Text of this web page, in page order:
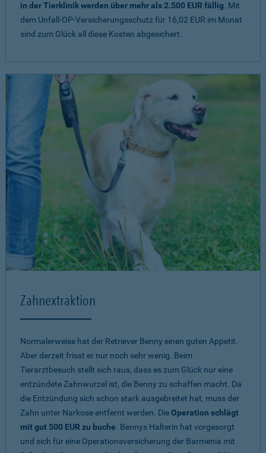
in der Tierklinik werden über mehr als 2.500 EUR fällig. Mit
dem Unfall-OP-Versicherungsschutz für 16,02 EUR im Monat
sind zum Glück all diese Kosten abgesichert.
Zahnextraktion
Normalerweise hat der Retriever Benny einen guten Appetit.
Aber derzeit frisst er nur noch sehr wenig. Beim
Tierarztbesuch stellt sich raus, dass es zum Glück nur eine
entzündete Zahnwurzel ist, die Benny zu schaffen macht. Da
die Entzündung sich schon stark ausgebreitet hat, muss der
Zahn unter Narkose entfernt werden. DieOperation schlägt
mit gut 500 EUR zu buche. Bennys Halterin hat vorgesorgt
und sich für eine Operationsversicherung der Barmenia mit